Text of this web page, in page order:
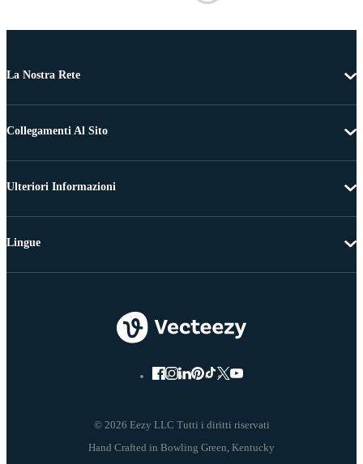
La Nostra Rete
Collegamenti Al Sito
Ulteriori Informazioni
© 2026 Eezy LLC Tutti i diritti riservati
Lingue